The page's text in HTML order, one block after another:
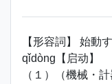
【形容詞】 始動
qǐdòng【启动】
（１）（機械・